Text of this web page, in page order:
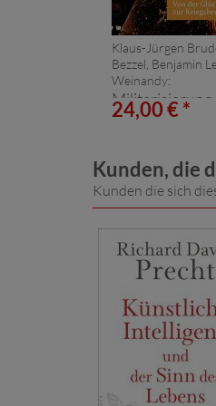
Klaus-Jürgen
Bezzel, Benjamin
Weinandy:
Militarisierung
24,00 € *
Kunden, die
Kunden die sich